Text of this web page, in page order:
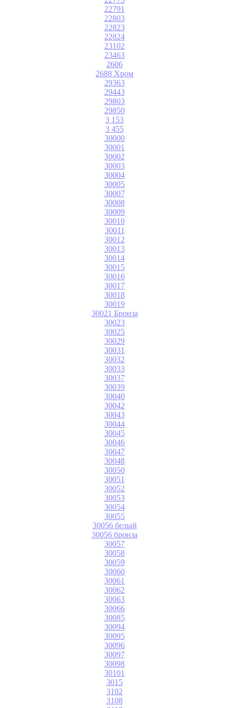
22791
22803
22823
22824
23102
23463
2606
2688 Хром
29363
29443
29803
29850
3 153
3 455
30000
30001
30002
30003
30004
30005
30007
30008
30009
30010
30011
30012
30013
30014
30015
30016
30017
30018
30019
30021 Бронза
30023
30025
30029
30031
30032
30033
30037
30039
30040
30042
30043
30044
30045
30046
30047
30048
30050
30051
30052
30053
30054
30055
30056 белый
30056 бронза
30057
30058
30059
30060
30061
30062
30063
30066
30085
30094
30095
30096
30097
30098
30101
3015
3102
3108